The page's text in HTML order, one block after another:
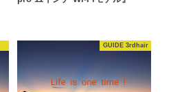
GUIDE 3rdhair